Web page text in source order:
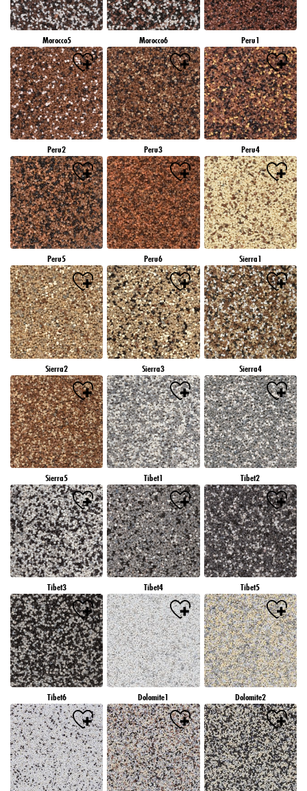
Morocco5 Morocco6 Peru1
Peru2 Peru3 Peru4
Peru5 Peru6 Sierra1
Sierra2 Sierra3 Sierra4
Sierra5 Tibet1 Tibet2
Tibet3 Tibet4 Tibet5
Tibet6 Dolomite1 Dolomite2